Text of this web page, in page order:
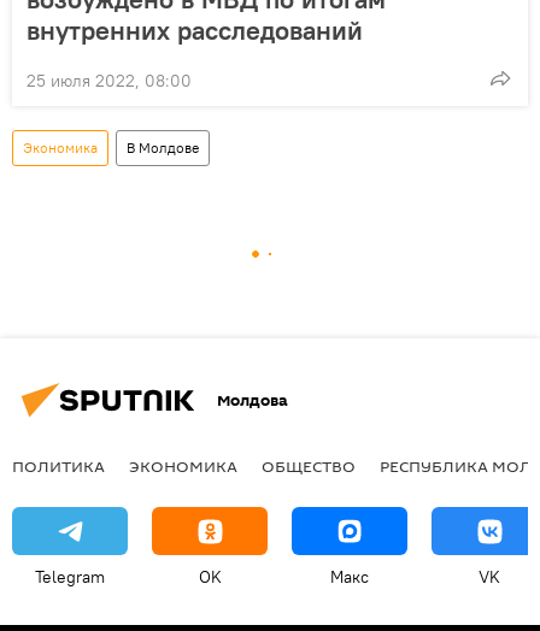
внутренних расследований
25 июля 2022, 08:00
Экономика В Молдове
Молдова
ПОЛИТИКА ЭКОНОМИКА ОБЩЕСТВО РЕСПУБЛИКА
Telegram OK Макс VK